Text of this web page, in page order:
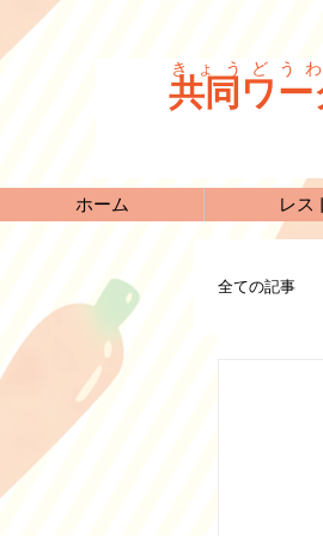
共同ワー
きょうどう
ホーム レス
全ての記事